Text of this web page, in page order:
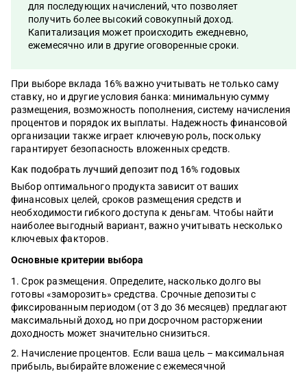
для последующих начислений, что позволяет
получить более высокий совокупный доход.
Капитализация может происходить ежедневно,
ежемесячно или в другие оговоренные сроки.
При выборе вклада 16% важно учитывать не только саму
ставку, но и другие условия банка: минимальную сумму
размещения, возможность пополнения, систему начисления
процентов и порядок их выплаты. Надежность финансовой
организации также играет ключевую роль, поскольку
гарантирует безопасность вложенных средств.
Как подобрать лучший депозит под 16% годовых
Выбор оптимального продукта зависит от ваших
финансовых целей, сроков размещения средств и
необходимости гибкого доступа к деньгам. Чтобы найти
наиболее выгодный вариант, важно учитывать несколько
ключевых факторов.
Основные критерии выбора
Срок размещения. Определите, насколько долго вы
готовы «заморозить» средства. Срочные депозиты с
фиксированным периодом (от 3 до 36 месяцев) предлагают
максимальный доход, но при досрочном расторжении
доходность может значительно снизиться.
Начисление процентов. Если ваша цель – максимальная
прибыль, выбирайте вложение с ежемесячной